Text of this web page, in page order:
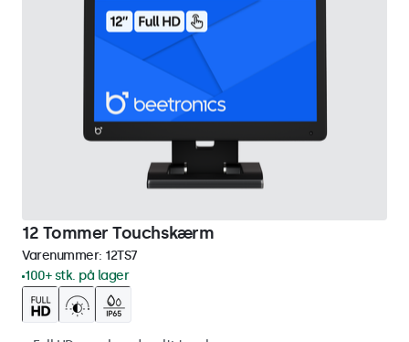
12 Tommer Touchskærm
Varenummer: 12TS7
100+ stk. på lager